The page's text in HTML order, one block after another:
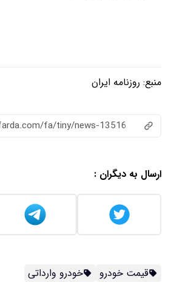
منبع: روزنامه ایران
fa/tiny/news-13516
ارسال به دیگران :
قیمت خودرو خودرو وارداتی